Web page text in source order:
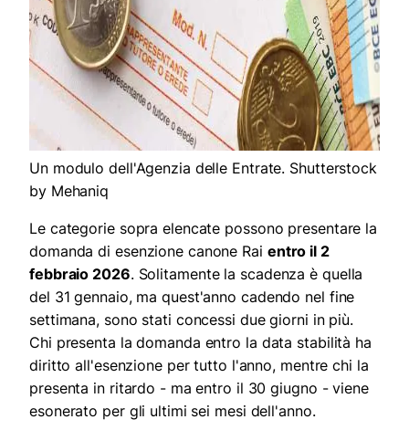
Un modulo dell'Agenzia delle Entrate. Shutterstock
by Mehaniq
Le categorie sopra elencate possono presentare la
domanda di esenzione canone Rai entro il 2
febbraio 2026. Solitamente la scadenza è quella
del 31 gennaio, ma quest'anno cadendo nel fine
settimana, sono stati concessi due giorni in più.
Chi presenta la domanda entro la data stabilità ha
diritto all'esenzione per tutto l'anno, mentre chi la
presenta in ritardo - ma entro il 30 giugno - viene
esonerato per gli ultimi sei mesi dell'anno.